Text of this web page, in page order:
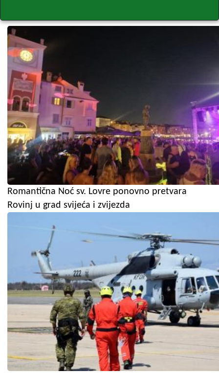
Romantična Noć sv. Lovre ponovno pretvara
Rovinj u grad svijeća i zvijezda